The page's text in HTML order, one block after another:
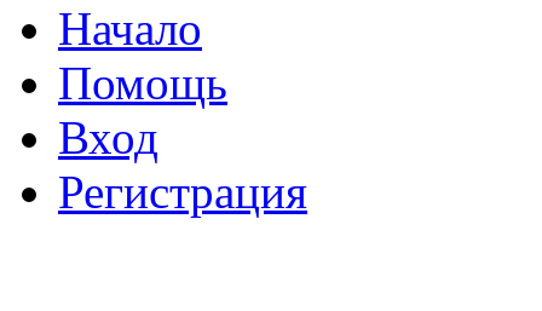
Начало
Помощь
Вход
Регистрация